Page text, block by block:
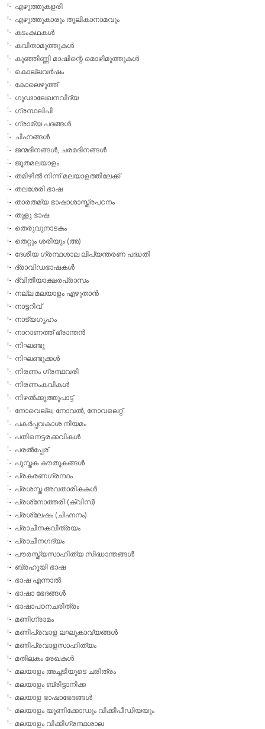
എഴുത്തുകളരി
എഴുത്തുകാരും തൂലികാനാമവും
കടംകഥകള്‍
കവിതാമുത്തുകള്‍
കുഞ്ഞിണ്ണി മാഷിന്റെ മൊഴിമുത്തുകള്‍
കൊല്ലവര്‍ഷം
കോലെഴുത്ത്
ഗൂഢാലേഖനവിദ്യ
ഗ്രന്ഥലിപി
ഗ്രാമ്യ പദങ്ങള്‍
ചിഹ്നങ്ങള്‍
ജന്മദിനങ്ങള്‍, ചരമദിനങ്ങള്‍
ജൂതമലയാളം
തമിഴില്‍ നിന്ന് മലയാളത്തിലേക്ക്
തലശേരി ഭാഷ
താരതമ്യ ഭാഷാശാസ്ത്രപഠനം
തുളു ഭാഷ
തെരുവുനാടകം
തെറ്റും ശരിയും (അ)
ദേശീയ ഗ്രന്ഥശാല ലിപ്യന്തരണ പദ്ധതി
ദ്രാവിഡഭാഷകള്‍
ദ്വിതീയാക്ഷരപ്രാസം
നല്ല മലയാളം എഴുതാന്‍
നാട്ടറിവ്
നാട്യഗൃഹം
നാറാണത്ത് ഭ്രാന്തന്‍
നിഘണ്ടു
നിഘണ്ടുക്കള്‍
നിരണം ഗ്രന്ഥവരി
നിരണംകവികള്‍
നിഴല്‍ക്കുത്തുപാട്ട്
നോവെല്ല, നോവല്‍, നോവലെറ്റ്
പകര്‍പ്പവകാശ നിയമം
പതിനെട്ടരക്കവികള്‍
പരല്‍പ്പേര്
പുസ്തക കൗതുകങ്ങള്‍
പ്രകരണഗ്രന്ഥം
പ്രശസ്ത അവതാരികകള്‍
പ്രശ്‌നോത്തരി (ക്വിസ്)
പ്രശ്ലേഷം (ചിഹ്നനം)
പ്രാചീനകവിത്രയം
പ്രാചീനഗദ്യം
പൗരസ്ത്യസാഹിത്യ സിദ്ധാന്തങ്ങള്‍
ബ്രഹൂയി ഭാഷ
ഭാഷ എന്നാല്‍
ഭാഷാ ഭേദങ്ങള്‍
ഭാഷാപഠനചരിത്രം
മണിഗ്രാമം
മണിപ്രവാള ലഘുകാവ്യങ്ങള്‍
മണിപ്രവാളസാഹിത്യം
മതിലകം രേഖകള്‍
മലയാളം അച്ചടിയുടെ ചരിത്രം
മലയാളം ബ്രിട്ടാനിക്ക
മലയാള ഭാഷാഭേദങ്ങള്‍
മലയാളം യൂണിക്കോഡും വിക്കീപീഡിയയും
മലയാളം വിക്കിഗ്രന്ഥശാല